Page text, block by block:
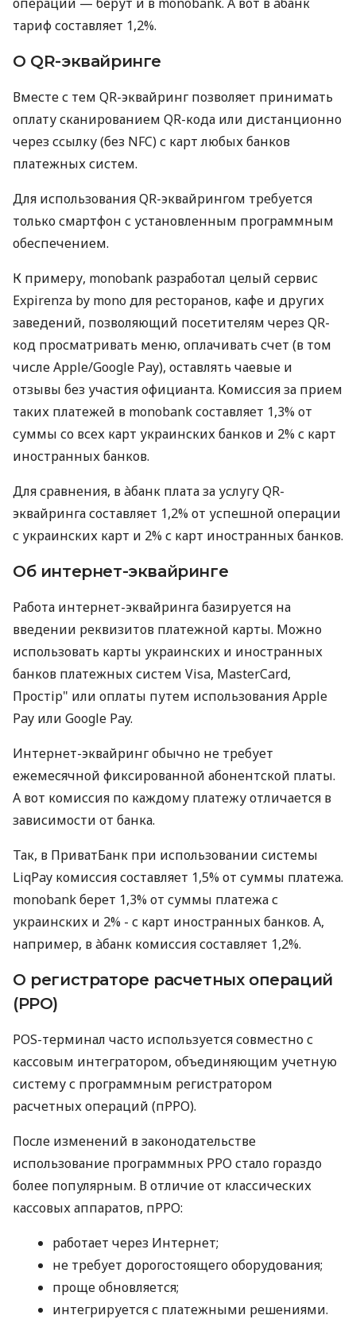
тариф составляет 1,2%.
О QR-эквайринге
Вместе с тем QR-эквайринг позволяет принимать
оплату сканированием QR-кода или дистанционно
через ссылку (без NFC) с карт любых банков
платежных систем.
Для использования QR-эквайрингом требуется
только смартфон с установленным программным
обеспечением.
К примеру, monobank разработал целый сервис
Expirenza by mono для ресторанов, кафе и других
заведений, позволяющий посетителям через QR-
код просматривать меню, оплачивать счет (в том
числе Apple/Google Pay), оставлять чаевые и
отзывы без участия официанта. Комиссия за прием
таких платежей в monobank составляет 1,3% от
суммы со всех карт украинских банков и 2% с карт
иностранных банков.
Для сравнения, в àбанк плата за услугу QR-
эквайринга составляет 1,2% от успешной операции
с украинских карт и 2% с карт иностранных банков.
Об интернет-эквайринге
Работа интернет-эквайринга базируется на
введении реквизитов платежной карты. Можно
использовать карты украинских и иностранных
банков платежных систем Visa, MasterCard,
Простір" или оплаты путем использования Apple
Pay или Google Pay.
Интернет-эквайринг обычно не требует
ежемесячной фиксированной абонентской платы.
А вот комиссия по каждому платежу отличается в
зависимости от банка.
Так, в ПриватБанк при использовании системы
LiqPay комиссия составляет 1,5% от суммы платежа.
monobank берет 1,3% от суммы платежа с
украинских и 2% - с карт иностранных банков. А,
например, в àбанк комиссия составляет 1,2%.
О регистраторе расчетных операций
(РРО)
POS-терминал часто используется совместно с
кассовым интегратором, объединяющим учетную
систему с программным регистратором
расчетных операций (пРРО).
После изменений в законодательстве
использование программных РРО стало гораздо
более популярным. В отличие от классических
кассовых аппаратов, пРРО:
работает через Интернет;
не требует дорогостоящего оборудования;
проще обновляется;
интегрируется с платежными решениями.